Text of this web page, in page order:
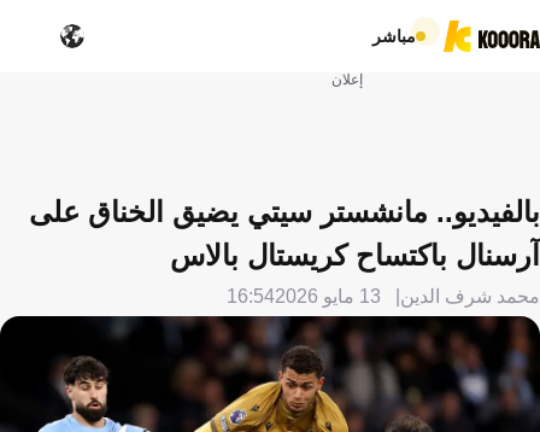
مباشر
إعلان
بالفيديو.. مانشستر سيتي يضيق الخناق على
آرسنال باكتساح كريستال بالاس
محمد شرف الدين 13 مايو 2026 16:54